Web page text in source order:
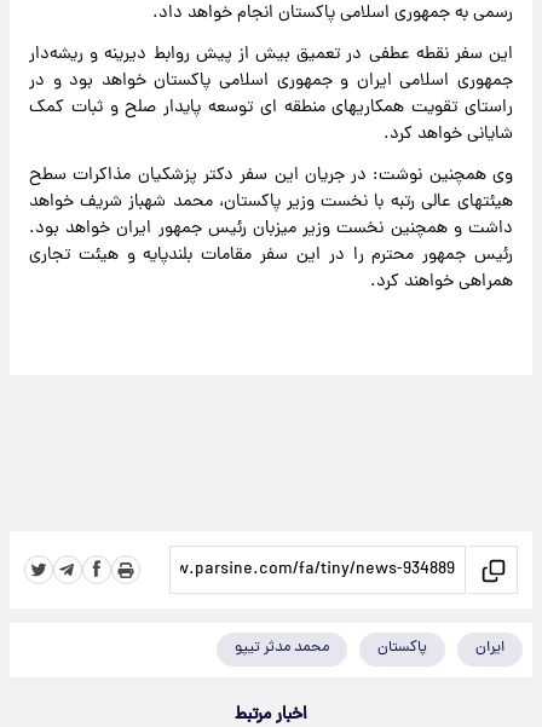
رسمی به جمهوری اسلامی پاکستان انجام خواهد داد.
این سفر نقطه عطفی در تعمیق بیش از پیش روابط دیرینه و ریشه‌دار
جمهوری اسلامی ایران و جمهوری اسلامی پاکستان خواهد بود و در
راستای تقویت همکاریهای منطقه ای توسعه پایدار صلح و ثبات کمک
شایانی خواهد کرد.
وی همچنین نوشت: در جریان این سفر دکتر پزشکیان مذاکرات سطح
هیئتهای عالی رتبه با نخست وزیر پاکستان، محمد شهباز شریف خواهد
داشت و همچنین نخست وزیر میزبان رئیس جمهور ایران خواهد بود.
رئیس جمهور محترم را در این سفر مقامات بلندپایه و هیئت تجاری
همراهی خواهند کرد.
ایران پاکستان محمد مدثر تیپو
اخبار مرتبط